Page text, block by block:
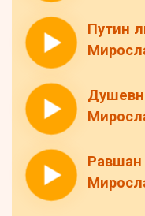
Путин
Равшан